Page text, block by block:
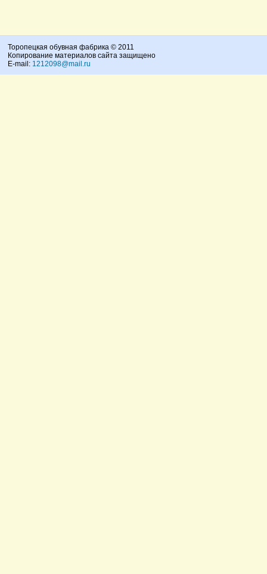
Торопецкая обувная фабрика © 2011
Копирование материалов сайта защищено
E-mail: 1212098@mail.ru